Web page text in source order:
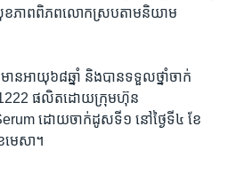
ខភាព​ពិភព​លោក​ស្របតាមនិយាម
ន​អាយុ៦៨ឆ្នាំ និង​បាន​ទទួល​ថ្នាំ​ចាក់​
ផលិត​ដោយ​ក្រុមហ៊ុន
ដោយ​ចាក់ដូស​ទី១ នៅ​ថ្ងៃទី៤ ខែ
េសា។